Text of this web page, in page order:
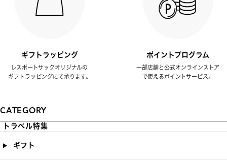
ギフトラッピング
レスポートサックオリジナルの
ギフトラッピングにて承ります。
ポイントプログラム
一部店舗と公式オンラインストア
で使えるポイントサービス。
CATEGORY
トラベル特集
ギフト